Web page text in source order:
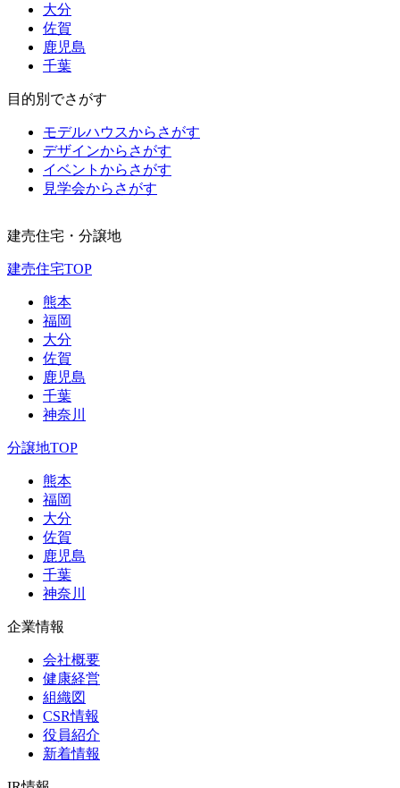
大分
佐賀
鹿児島
千葉
目的別でさがす
モデルハウスからさがす
デザインからさがす
イベントからさがす
見学会からさがす
建売住宅・分譲地
建売住宅TOP
熊本
福岡
大分
佐賀
鹿児島
千葉
神奈川
分譲地TOP
熊本
福岡
大分
佐賀
鹿児島
千葉
神奈川
企業情報
会社概要
健康経営
組織図
CSR情報
役員紹介
新着情報